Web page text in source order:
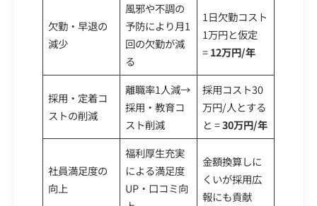
欠勤・早退の
減少
風邪や不調の
予防により月1
回の欠勤が減
る
1日欠勤コスト
1万円と仮定
=12万円/年
採用・定着コ
ストの削減
離職率1人減→
採用・教育コ
スト削減
採用コスト30
万円/人とする
と =30万円/年
社員満足度の
向上
福利厚生充実
による満足度
UP・口コミ向
金額換算しに
くいが採用広
報にも貢献